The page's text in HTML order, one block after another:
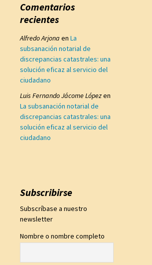
Comentarios
recientes
Alfredo Arjona en La
subsanación notarial de
discrepancias catastrales: una
solución eficaz al servicio del
ciudadano
Luis Fernando Jácome Lópezen
La subsanación notarial de
discrepancias catastrales: una
solución eficaz al servicio del
ciudadano
Subscribirse
Subscríbase a nuestro
newsletter
Nombre o nombre completo